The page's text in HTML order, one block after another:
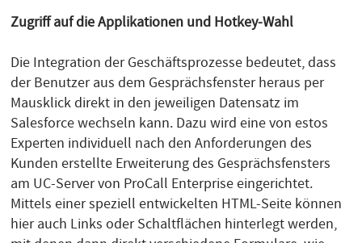
Zugriff auf die Applikationen und Hotkey-Wahl
Die Integration der Geschäftsprozesse bedeutet, dass
der Benutzer aus dem Gesprächsfenster heraus per
Mausklick direkt in den jeweiligen Datensatz im
Salesforce wechseln kann. Dazu wird eine von estos
Experten individuell nach den Anforderungen des
Kunden erstellte Erweiterung des Gesprächsfensters
am UC-Server von ProCall Enterprise eingerichtet.
Mittels einer speziell entwickelten HTML-Seite können
hier auch Links oder Schaltflächen hinterlegt werden,